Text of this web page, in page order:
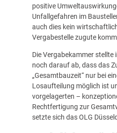
positive
Unfallgefahren im
auch dies kein
Vergabestelle zugute
Die Vergabekammer stellte
noch darauf ab, dass das
„Gesamtbauzeit“ nur bei
Losaufteilung möglich ist
vorgelagerten –
Rechtfertigung zur
setzte sich das OLG